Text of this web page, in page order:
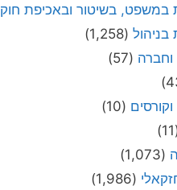
במשפט, בשיטור ובאכיפת חוק
בניהול (1,258)
(57)
(10)
(1,073)
(1,986)